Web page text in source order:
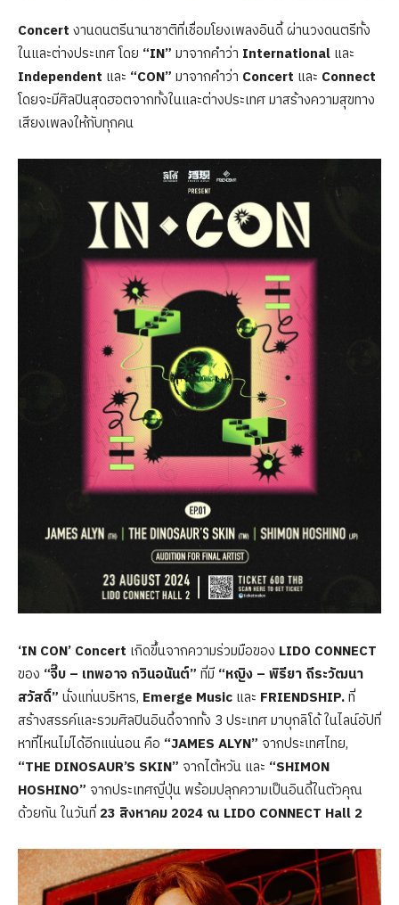
Concert งานดนตรีนานาชาติที่เชื่อมโยงเพลงอินดี้ ผ่านวงดนตรีทั้ง
ในและต่างประเทศ โดย “IN” มาจากคำว่า International และ
Independent และ “CON” มาจากคำว่า Concert และ Connect
โดยจะมีศิลปินสุดฮอตจากทั้งในและต่างประเทศ มาสร้างความสุขทาง
เสียงเพลงให้กับทุกคน
‘IN CON’ Concert เกิดขึ้นจากความร่วมมือของ LIDO CONNECT
ของ “จี๊บ – เทพอาจ กวินอนันต์” ที่มี “หญิง – พิรียา ถีระวัฒนา
สวัสดิ์” นั่งแท่นบริหาร, Emerge Music และ FRIENDSHIP.ที่
สร้างสรรค์และรวมศิลปินอินดี้จากทั้ง 3 ประเทศ มาบุกลิโด้ ในไลน์อัปที่
หาที่ไหนไม่ได้อีกแน่นอน คือ “JAMES ALYN” จากประเทศไทย,
“THE DINOSAUR’S SKIN” จากไต้หวัน และ “SHIMON
HOSHINO” จากประเทศญี่ปุ่น พร้อมปลุกความเป็นอินดี้ในตัวคุณ
ด้วยกัน ในวันที่ 23 สิงหาคม 2024 ณ LIDO CONNECT Hall 2